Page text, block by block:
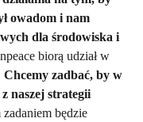
owadom i nam
dla środowiska i
biorą udział w
Chcemy zadbać, by w
naszej strategii
będzie